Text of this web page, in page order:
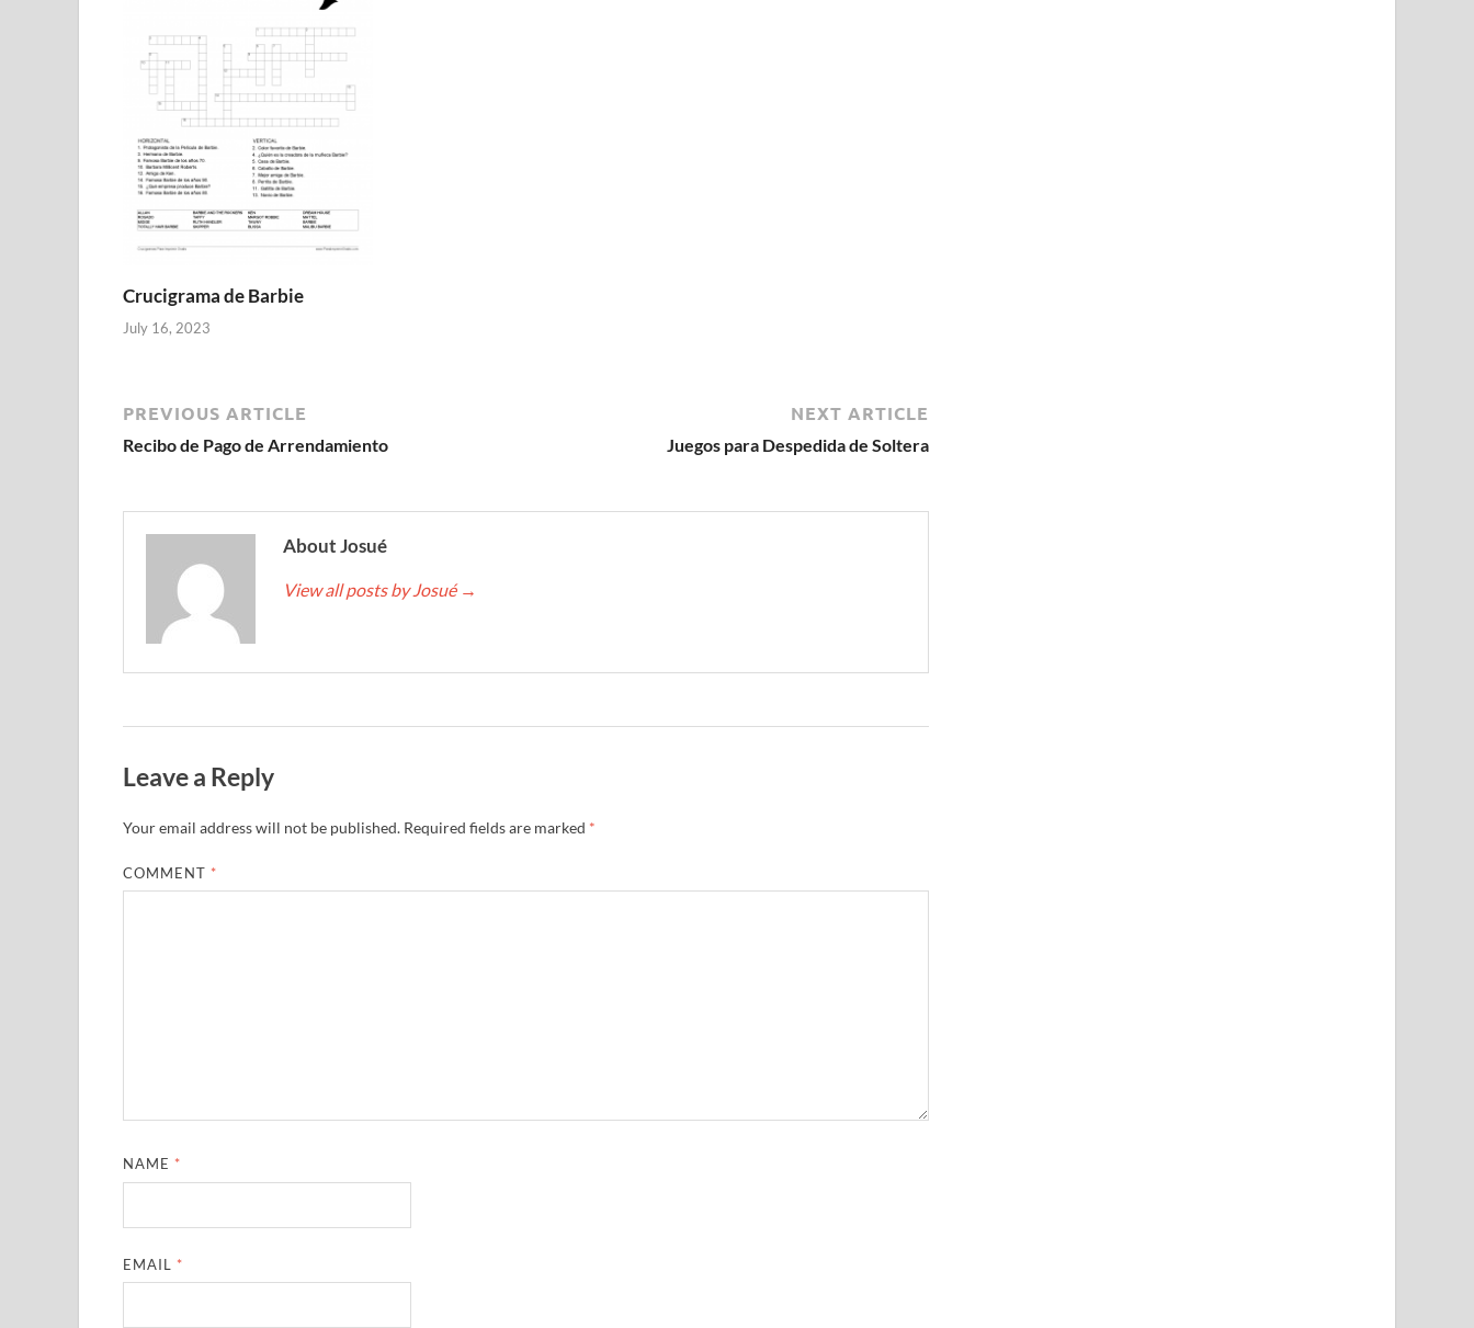
Crucigrama de Barbie
July 16, 2023
PREVIOUS ARTICLE
Recibo de Pago de Arrendamiento
NEXT ARTICLE
Juegos para Despedida de Soltera
About Josué
View all posts by Josué →
Leave a Reply
Your email address will not be published. Required fields are marked *
COMMENT *
NAME *
EMAIL *